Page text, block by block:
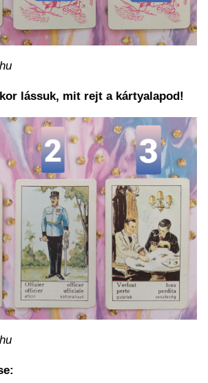
lássuk, mit rejt a kártyalapod!